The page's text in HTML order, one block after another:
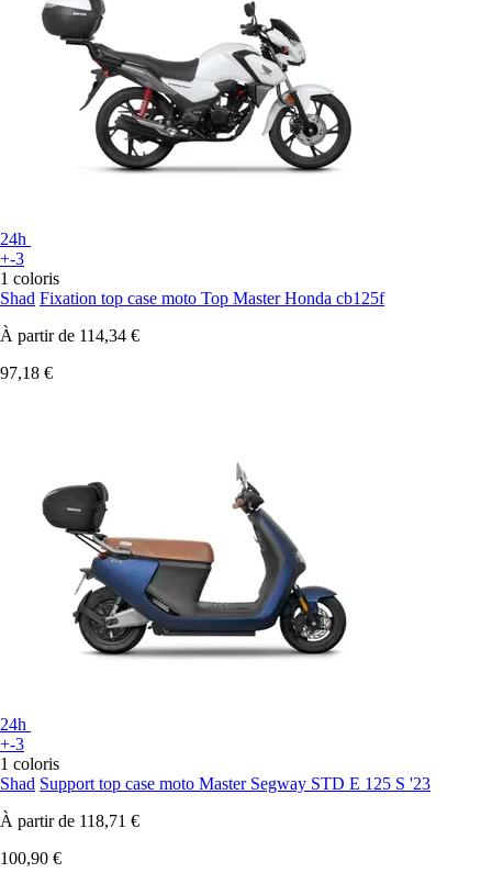
24h
+-3
1 coloris
Shad Fixation top case moto Top Master Honda cb125f
À partir de 114,34 €
97,18 €
24h
+-3
1 coloris
Shad Support top case moto Master Segway STD E 125 S '23
À partir de 118,71 €
100,90 €